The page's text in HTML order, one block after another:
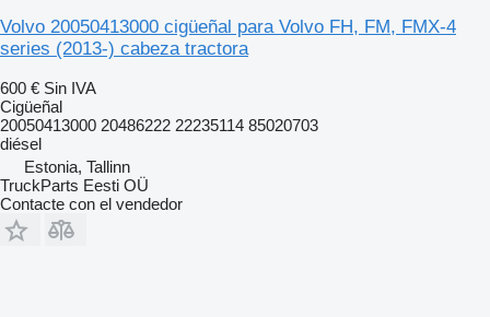
Volvo 20050413000 cigüeñal para Volvo FH, FM, FMX-4
series (2013-) cabeza tractora
600 € Sin IVA
Cigüeñal
20050413000 20486222 22235114 85020703
diésel
Estonia, Tallinn
TruckParts Eesti OÜ
Contacte con el vendedor